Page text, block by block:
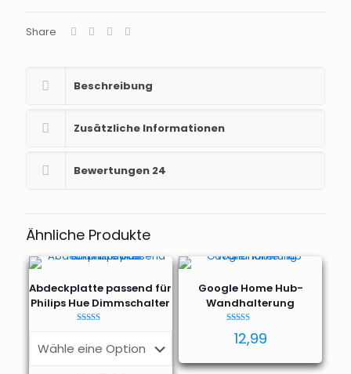
Share
Beschreibung
Zusätzliche Informationen
Bewertungen 24
Ähnliche Produkte
Abdeckplatte passend für
Philips Hue Dimmschalter
4.25
von 5
Google Home Hub-
Wandhalterung
4.84
von 5
12,99